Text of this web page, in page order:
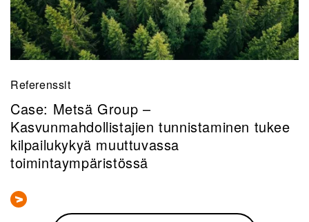
Referenssit
Case: Metsä Group –
Kasvunmahdollistajien tunnistaminen tukee
kilpailukykyä muuttuvassa
toimintaympäristössä